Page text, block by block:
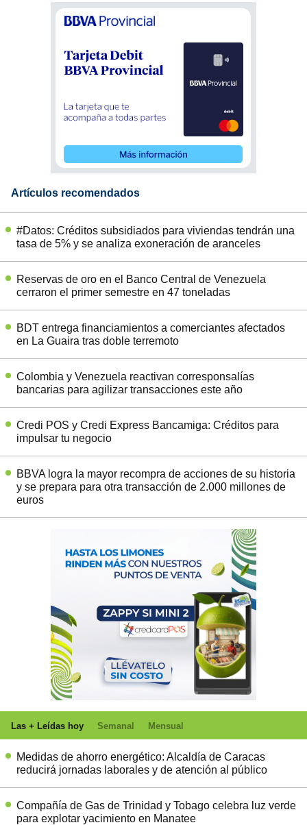
Artículos recomendados
#Datos: Créditos subsidiados para viviendas tendrán una
tasa de 5% y se analiza exoneración de aranceles
Reservas de oro en el Banco Central de Venezuela
cerraron el primer semestre en 47 toneladas
BDT entrega financiamientos a comerciantes afectados
en La Guaira tras doble terremoto
Colombia y Venezuela reactivan corresponsalías
bancarias para agilizar transacciones este año
Credi POS y Credi Express Bancamiga: Créditos para
impulsar tu negocio
BBVA logra la mayor recompra de acciones de su historia
y se prepara para otra transacción de 2.000 millones de
euros
Las + Leídas hoy Semanal Mensual
Medidas de ahorro energético: Alcaldía de Caracas
reducirá jornadas laborales y de atención al público
Compañía de Gas de Trinidad y Tobago celebra luz verde
para explotar yacimiento en Manatee